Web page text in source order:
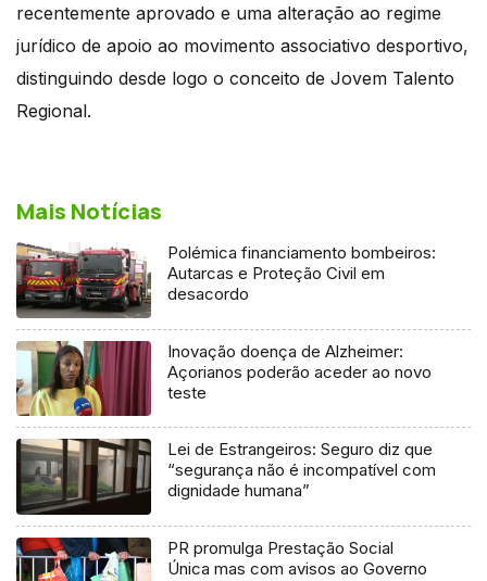
recentemente aprovado e uma alteração ao regime
jurídico de apoio ao movimento associativo desportivo,
distinguindo desde logo o conceito de Jovem Talento
Regional.
Mais Notícias
Polémica financiamento bombeiros:
Autarcas e Proteção Civil em
desacordo
Inovação doença de Alzheimer:
Açorianos poderão aceder ao novo
teste
Lei de Estrangeiros: Seguro diz que
“segurança não é incompatível com
dignidade humana”
PR promulga Prestação Social
Única mas com avisos ao Governo